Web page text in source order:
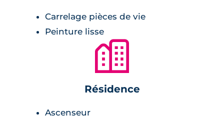
Chambre :
rangements avec penderie et étagères.
accès se fait par le biais d'un badge ou d'un
Carrelage pièces de vie
Peinture lisse
🏙
Résidence
Ascenseur